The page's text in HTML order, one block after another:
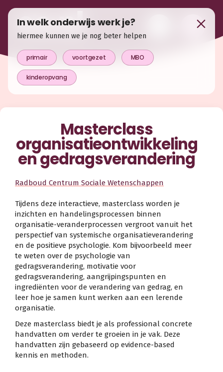
Masterclass
organisatieontwikkeling
en gedragsverandering
Radboud Centrum Sociale Wetenschappen
Tijdens deze interactieve, masterclass worden je
inzichten en handelingsprocessen binnen
organisatie-veranderprocessen vergroot vanuit het
perspectief van systemische organisatieverandering
en de positieve psychologie. Kom bijvoorbeeld meer
te weten over de psychologie van
gedragsverandering, motivatie voor
gedragsverandering, aangrijpingspunten en
ingrediënten voor de verandering van gedrag, en
leer hoe je samen kunt werken aan een lerende
organisatie.
Deze masterclass biedt je als professional concrete
handvatten om verder te groeien in je vak. Deze
handvatten zijn gebaseerd op evidence-based
kennis en methoden.
In welk onderwijs werk je?
hiermee kunnen we je nog beter helpen
primair voortgezet MBO
kinderopvang